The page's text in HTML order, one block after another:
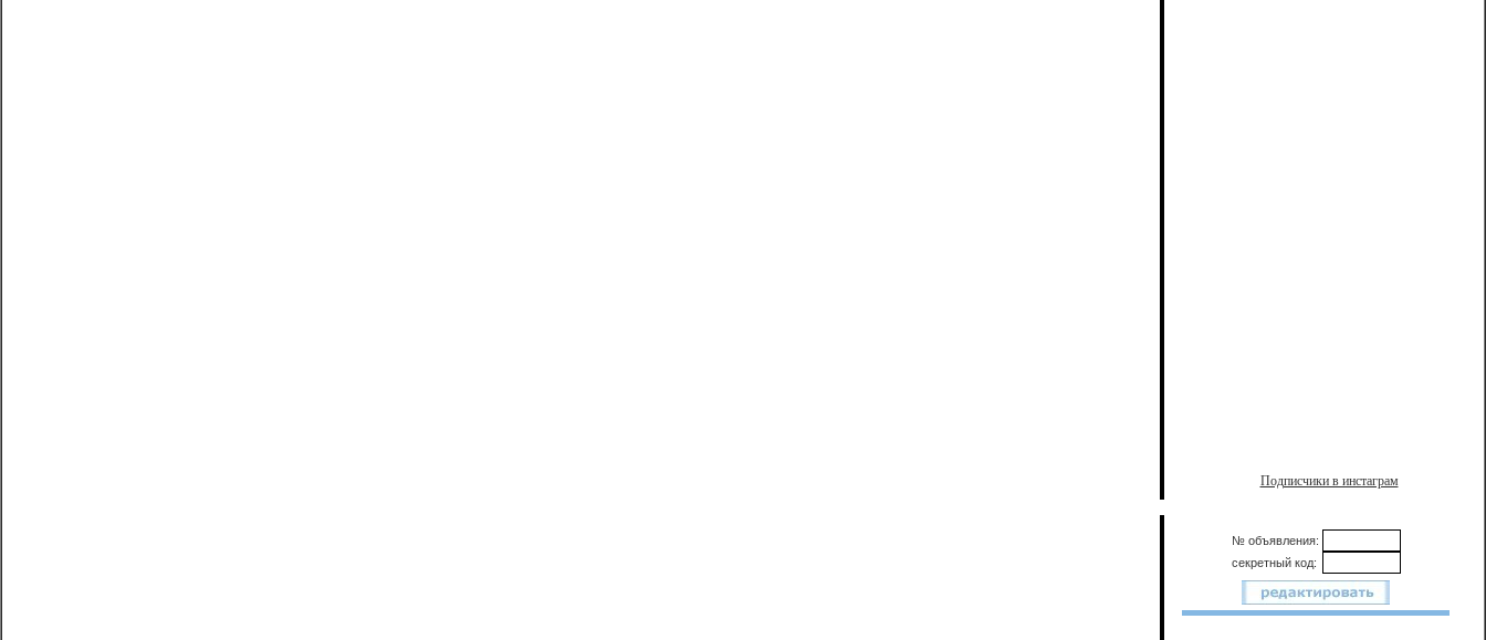
Подписчики в инстаграм
№ объявления:
секретный код: